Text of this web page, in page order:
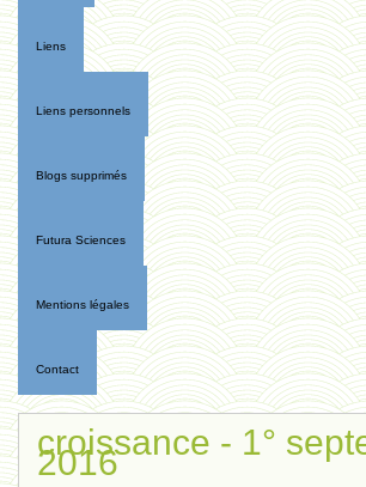
Liens
Liens personnels
Blogs supprimés
Futura Sciences
Mentions légales
Contact
croissance - 1°
2016